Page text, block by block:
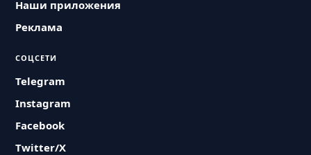
Наши приложения
Реклама
СОЦСЕТИ
Telegram
Instagram
Facebook
Twitter/X